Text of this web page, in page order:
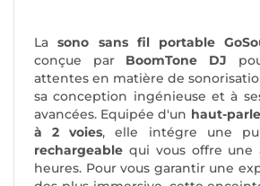
Lasono sans fil portable
conçue par BoomTone DJ
attentes en matière de
sa conception ingénieuse et à
avancées. Equipée d'un haut-
à 2 voies, elle intégre une
rechargeable qui vous offre une
heures. Pour vous garantir une